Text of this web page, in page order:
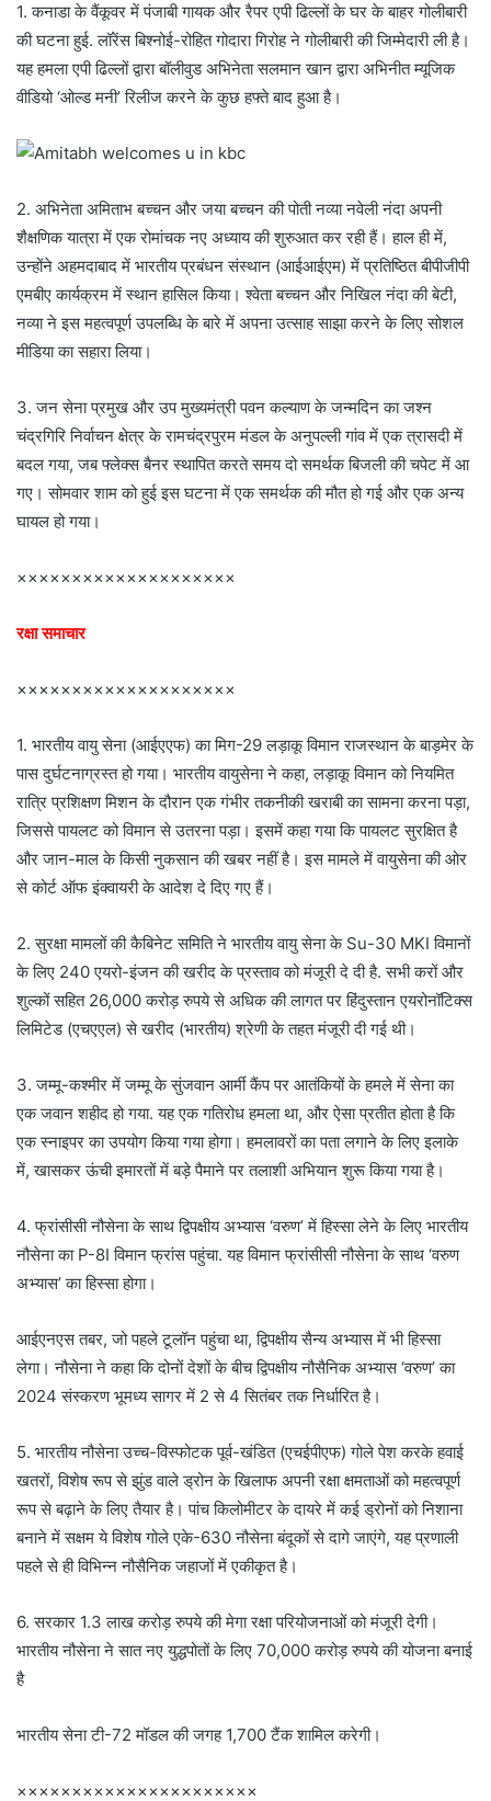
1. कनाडा के वैंकूवर में पंजाबी गायक और रैपर एपी ढिल्लों के घर के बाहर गोलीबारी
की घटना हुई. लॉरेंस बिश्नोई-रोहित गोदारा गिरोह ने गोलीबारी की जिम्मेदारी ली है।
यह हमला एपी ढिल्लों द्वारा बॉलीवुड अभिनेता सलमान खान द्वारा अभिनीत म्यूजिक
वीडियो ‘ओल्ड मनी’ रिलीज करने के कुछ हफ्ते बाद हुआ है।
2. अभिनेता अमिताभ बच्चन और जया बच्चन की पोती नव्या नवेली नंदा अपनी
शैक्षणिक यात्रा में एक रोमांचक नए अध्याय की शुरुआत कर रही हैं। हाल ही में,
उन्होंने अहमदाबाद में भारतीय प्रबंधन संस्थान (आईआईएम) में प्रतिष्ठित बीपीजीपी
एमबीए कार्यक्रम में स्थान हासिल किया। श्वेता बच्चन और निखिल नंदा की बेटी,
नव्या ने इस महत्वपूर्ण उपलब्धि के बारे में अपना उत्साह साझा करने के लिए सोशल
मीडिया का सहारा लिया।
3. जन सेना प्रमुख और उप मुख्यमंत्री पवन कल्याण के जन्मदिन का जश्न
चंद्रगिरि निर्वाचन क्षेत्र के रामचंद्रपुरम मंडल के अनुपल्ली गांव में एक त्रासदी में
बदल गया, जब फ्लेक्स बैनर स्थापित करते समय दो समर्थक बिजली की चपेट में आ
गए। सोमवार शाम को हुई इस घटना में एक समर्थक की मौत हो गई और एक अन्य
घायल हो गया।
××××××××××××××××××××
रक्षा समाचार
××××××××××××××××××××
1. भारतीय वायु सेना (आईएएफ) का मिग-29 लड़ाकू विमान राजस्थान के बाड़मेर के
पास दुर्घटनाग्रस्त हो गया। भारतीय वायुसेना ने कहा, लड़ाकू विमान को नियमित
रात्रि प्रशिक्षण मिशन के दौरान एक गंभीर तकनीकी खराबी का सामना करना पड़ा,
जिससे पायलट को विमान से उतरना पड़ा। इसमें कहा गया कि पायलट सुरक्षित है
और जान-माल के किसी नुकसान की खबर नहीं है। इस मामले में वायुसेना की ओर
से कोर्ट ऑफ इंक्वायरी के आदेश दे दिए गए हैं।
2. सुरक्षा मामलों की कैबिनेट समिति ने भारतीय वायु सेना के Su-30 MKI विमानों
के लिए 240 एयरो-इंजन की खरीद के प्रस्ताव को मंजूरी दे दी है. सभी करों और
शुल्कों सहित 26,000 करोड़ रुपये से अधिक की लागत पर हिंदुस्तान एयरोनॉटिक्स
लिमिटेड (एचएएल) से खरीद (भारतीय) श्रेणी के तहत मंजूरी दी गई थी।
3. जम्मू-कश्मीर में जम्मू के सुंजवान आर्मी कैंप पर आतंकियों के हमले में सेना का
एक जवान शहीद हो गया. यह एक गतिरोध हमला था, और ऐसा प्रतीत होता है कि
एक स्नाइपर का उपयोग किया गया होगा। हमलावरों का पता लगाने के लिए इलाके
में, खासकर ऊंची इमारतों में बड़े पैमाने पर तलाशी अभियान शुरू किया गया है।
4. फ्रांसीसी नौसेना के साथ द्विपक्षीय अभ्यास ‘वरुण’ में हिस्सा लेने के लिए भारतीय
नौसेना का P-8I विमान फ्रांस पहुंचा. यह विमान फ्रांसीसी नौसेना के साथ ‘वरुण
अभ्यास’ का हिस्सा होगा।
आईएनएस तबर, जो पहले टूलॉन पहुंचा था, द्विपक्षीय सैन्य अभ्यास में भी हिस्सा
लेगा। नौसेना ने कहा कि दोनों देशों के बीच द्विपक्षीय नौसैनिक अभ्यास ‘वरुण’ का
2024 संस्करण भूमध्य सागर में 2 से 4 सितंबर तक निर्धारित है।
5. भारतीय नौसेना उच्च-विस्फोटक पूर्व-खंडित (एचईपीएफ) गोले पेश करके हवाई
खतरों, विशेष रूप से झुंड वाले ड्रोन के खिलाफ अपनी रक्षा क्षमताओं को महत्वपूर्ण
रूप से बढ़ाने के लिए तैयार है। पांच किलोमीटर के दायरे में कई ड्रोनों को निशाना
बनाने में सक्षम ये विशेष गोले एके-630 नौसेना बंदूकों से दागे जाएंगे, यह प्रणाली
पहले से ही विभिन्न नौसैनिक जहाजों में एकीकृत है।
6. सरकार 1.3 लाख करोड़ रुपये की मेगा रक्षा परियोजनाओं को मंजूरी देगी।
भारतीय नौसेना ने सात नए युद्धपोतों के लिए 70,000 करोड़ रुपये की योजना बनाई
है
भारतीय सेना टी-72 मॉडल की जगह 1,700 टैंक शामिल करेगी।
××××××××××××××××××××××